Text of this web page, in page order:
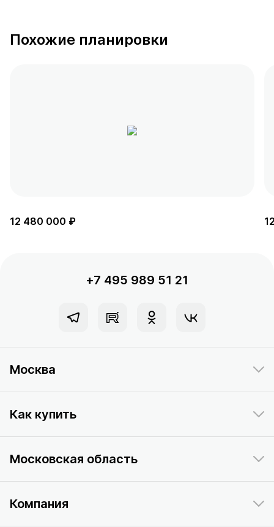
Похожие планировки
12 480 000 ₽
+7 495 989 51 21
Москва
Как купить
Московская область
Компания